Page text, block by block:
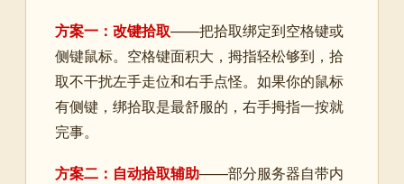
方案一：改键拾取——把拾取绑定到空格键或
侧键鼠标。空格键面积大，拇指轻松够到，拾
取不干扰左手走位和右手点怪。如果你的鼠标
有侧键，绑拾取是最舒服的，右手拇指一按就
完事。
方案二：自动拾取辅助——部分服务器自带内